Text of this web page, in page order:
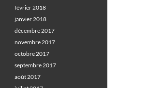
février 2018
janvier 2018
décembre 2017
novembre 2017
octobre 2017
septembre 2017
août 2017